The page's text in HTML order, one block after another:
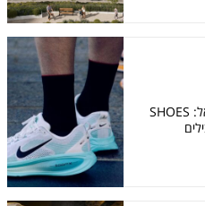
שוז איקס מרחיבה את פעילותה בישראל: SHOES